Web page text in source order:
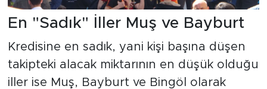
En "Sadık" İller Muş ve Bayburt
Kredisine en sadık, yani kişi başına düşen
takipteki alacak miktarının en düşük olduğu
iller ise Muş, Bayburt ve Bingöl olarak